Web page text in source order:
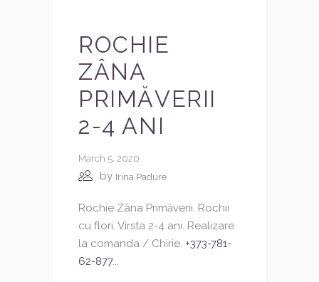
ROCHIE
ZÂNA
PRIMĂVERII
2-4 ANI
March 5, 2020
by Irina Padure
Rochie Zâna Primăverii. Rochii
cu flori. Virsta 2-4 ani. Realizare
la comanda / Chirie. +373-781-
62-877...